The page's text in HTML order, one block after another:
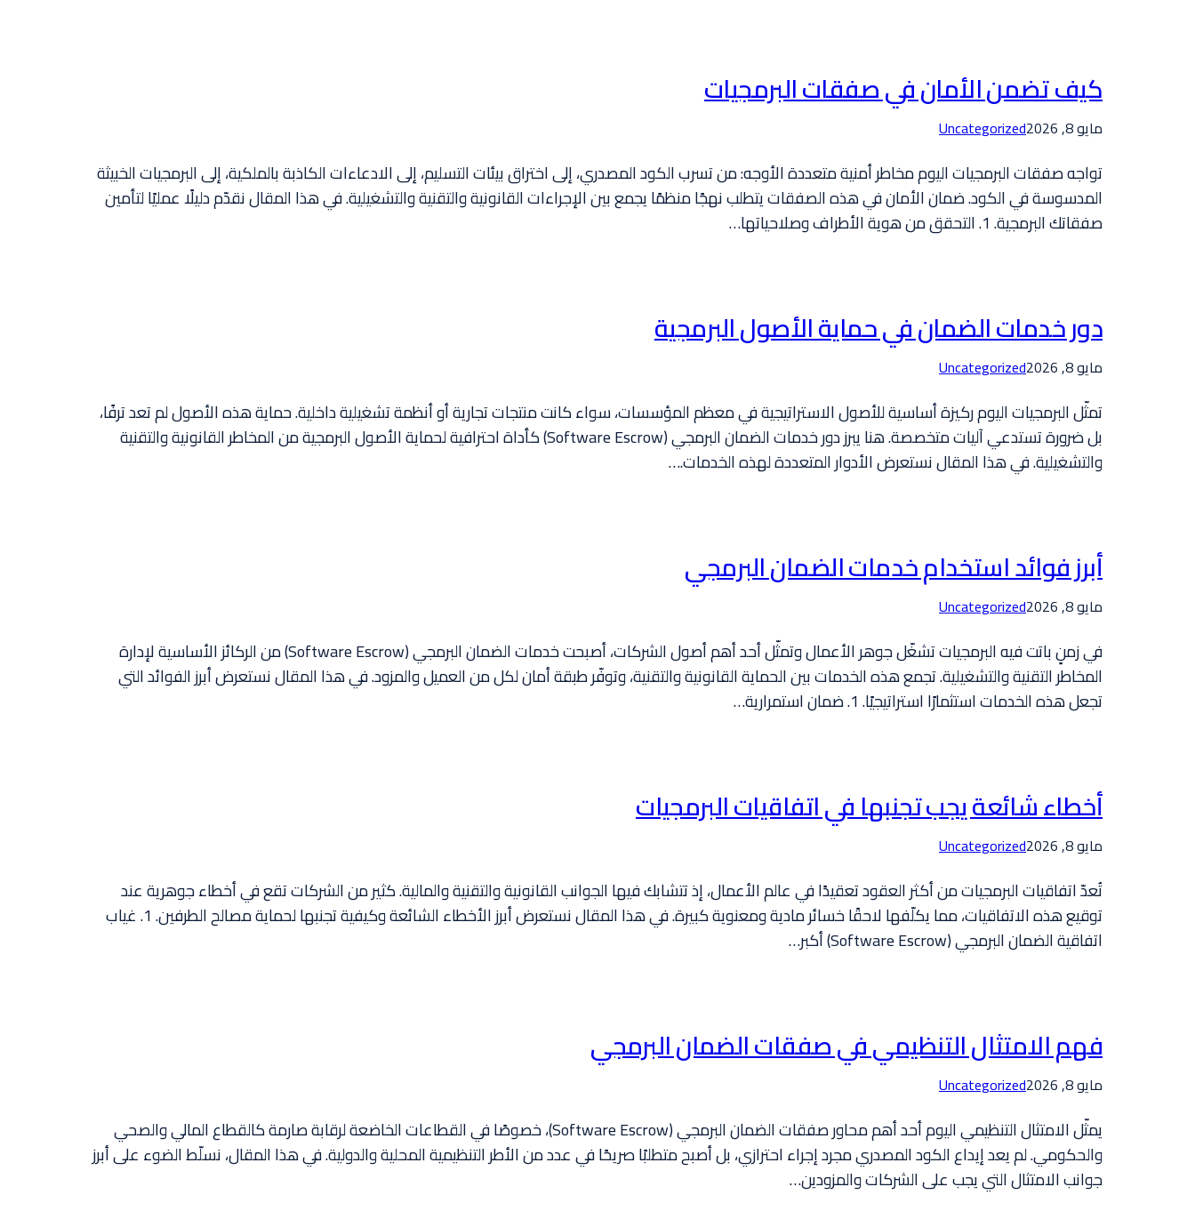
كيف تضمن الأمان في صفقات البرمجيات
مايو 8, 2026 Uncategorized
تواجه صفقات البرمجيات اليوم مخاطر أمنية متعددة الأوجه: من تسرب الكود المصدري، إلى اختراق بيئات التسليم، إلى الادعاءات الكاذبة بالملكية، إلى البرمجيات الخبيثة
المدسوسة في الكود. ضمان الأمان في هذه الصفقات يتطلب نهجًا منظمًا يجمع بين الإجراءات القانونية والتقنية والتشغيلية. في هذا المقال نقدّم دليلًا عمليًا لتأمين
صفقاتك البرمجية. 1. التحقق من هوية الأطراف وصلاحياتها…
دور خدمات الضمان في حماية الأصول البرمجية
مايو 8, 2026 Uncategorized
تمثّل البرمجيات اليوم ركيزة أساسية للأصول الاستراتيجية في معظم المؤسسات، سواء كانت منتجات تجارية أو أنظمة تشغيلية داخلية. حماية هذه الأصول لم تعد ترفًا،
بل ضرورة تستدعي آليات متخصصة. هنا يبرز دور خدمات الضمان البرمجي (Software Escrow) كأداة احترافية لحماية الأصول البرمجية من المخاطر القانونية والتقنية
والتشغيلية. في هذا المقال نستعرض الأدوار المتعددة لهذه الخدمات.…
أبرز فوائد استخدام خدمات الضمان البرمجي
مايو 8, 2026 Uncategorized
في زمنٍ باتت فيه البرمجيات تشغّل جوهر الأعمال وتمثّل أحد أهم أصول الشركات، أصبحت خدمات الضمان البرمجي (Software Escrow) من الركائز الأساسية لإدارة
المخاطر التقنية والتشغيلية. تجمع هذه الخدمات بين الحماية القانونية والتقنية، وتوفّر طبقة أمان لكل من العميل والمزود. في هذا المقال نستعرض أبرز الفوائد التي
تجعل هذه الخدمات استثمارًا استراتيجيًا. 1. ضمان استمرارية…
أخطاء شائعة يجب تجنبها في اتفاقيات البرمجيات
مايو 8, 2026 Uncategorized
تُعدّ اتفاقيات البرمجيات من أكثر العقود تعقيدًا في عالم الأعمال، إذ تتشابك فيها الجوانب القانونية والتقنية والمالية. كثير من الشركات تقع في أخطاء جوهرية عند
توقيع هذه الاتفاقيات، مما يكلّفها لاحقًا خسائر مادية ومعنوية كبيرة. في هذا المقال نستعرض أبرز الأخطاء الشائعة وكيفية تجنبها لحماية مصالح الطرفين. 1. غياب
اتفاقية الضمان البرمجي (Software Escrow) أكبر…
فهم الامتثال التنظيمي في صفقات الضمان البرمجي
مايو 8, 2026 Uncategorized
يمثّل الامتثال التنظيمي اليوم أحد أهم محاور صفقات الضمان البرمجي (Software Escrow)، خصوصًا في القطاعات الخاضعة لرقابة صارمة كالقطاع المالي والصحي
والحكومي. لم يعد إيداع الكود المصدري مجرد إجراء احترازي، بل أصبح متطلبًا صريحًا في عدد من الأطر التنظيمية المحلية والدولية. في هذا المقال، نسلّط الضوء على أبرز
جوانب الامتثال التي يجب على الشركات والمزودين…